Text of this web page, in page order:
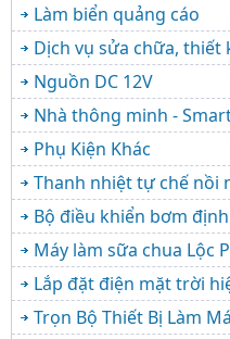
Làm biển quảng cáo
Dịch vụ sửa chữa, thiết
Nguồn DC 12V
Nhà thông minh -
Phụ Kiện Khác
Thanh nhiệt tự chế nồi
Bộ điều khiển bơm
Máy làm sữa chua Lộc
Lắp đặt điện mặt trời
Trọn Bộ Thiết Bị Làm